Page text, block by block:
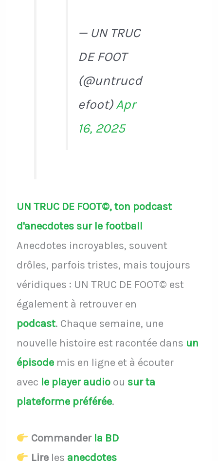
— UN TRUC
DE FOOT
(@untrucd
efoot)Apr
16, 2025
UN TRUC DE FOOT©, ton podcast
d'anecdotes sur le football
Anecdotes incroyables, souvent
drôles, parfois tristes, mais toujours
véridiques : UN TRUC DE FOOT© est
également à retrouver en
podcast. Chaque semaine, une
nouvelle histoire est racontée dans un
épisodemis en ligne et à écouter
avec le player audio ou sur ta
plateforme préférée.
Commander la BD
Lireles anecdotes